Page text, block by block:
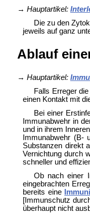
→ Hauptartikel:
Die zu den
jeweils auf ganz
Ablauf
→ Hauptartikel:
Falls Erreger
einen Kontakt mit
Bei einer
Immunabwehr in
und in ihrem
Immunabwehr (B-
Substanzen direkt
Vernichtung durch
schneller und
Ob nach einer
eingebrachten
bereits eine
[Immunschutz
überhaupt nicht